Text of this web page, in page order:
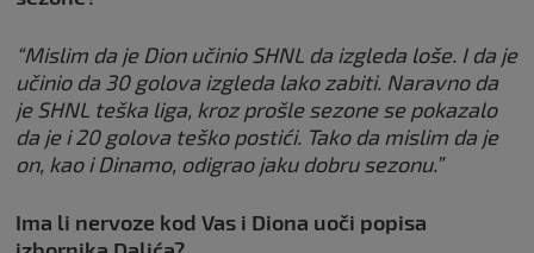
“Mislim da je Dion učinio SHNL da izgleda loše. I da je
učinio da 30 golova izgleda lako zabiti. Naravno da
je SHNL teška liga, kroz prošle sezone se pokazalo
da je i 20 golova teško postići. Tako da mislim da je
on, kao i Dinamo, odigrao jaku dobru sezonu.”
Ima li nervoze kod Vas i Diona uoči popisa